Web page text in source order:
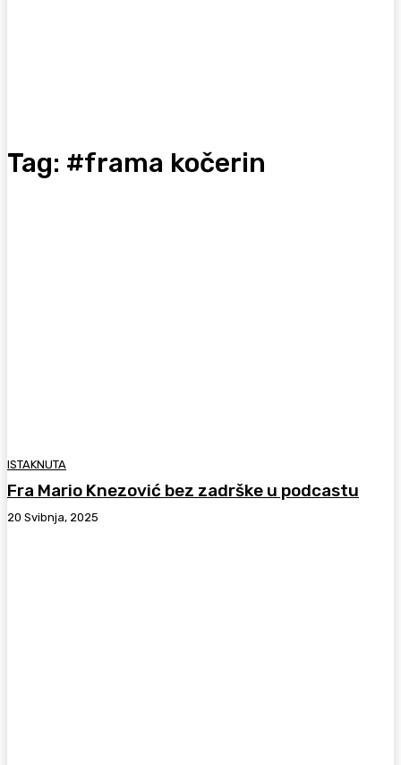
Tag: #frama kočerin
ISTAKNUTA
Fra Mario Knezović bez zadrške u podcastu
20 Svibnja, 2025